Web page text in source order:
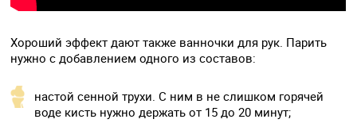
Хороший эффект дают также ванночки для рук. Парить
нужно с добавлением одного из составов:
настой сенной трухи. С ним в не слишком горячей
воде кисть нужно держать от 15 до 20 минут;